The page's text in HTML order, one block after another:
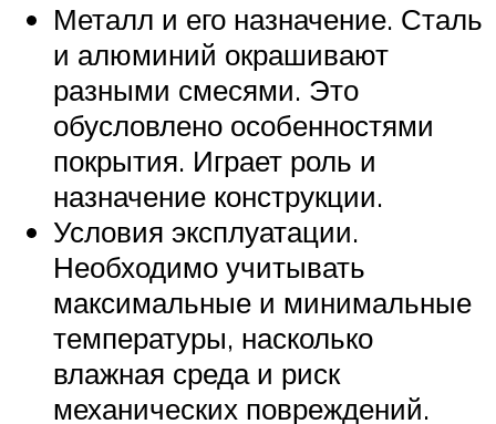
Металл и его назначение. Сталь
и алюминий окрашивают
разными смесями. Это
обусловлено особенностями
покрытия. Играет роль и
назначение конструкции.
Условия эксплуатации.
Необходимо учитывать
максимальные и минимальные
температуры, насколько
влажная среда и риск
механических повреждений.